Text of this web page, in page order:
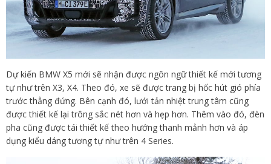
Dự kiến BMW X5 mới sẽ nhận được ngôn ngữ thiết kế mới tương
tự như trên X3, X4. Theo đó, xe sẽ được trang bị hốc hút gió phía
trước thẳng đứng. Bên cạnh đó, lưới tản nhiệt trung tâm cũng
được thiết kế lại trông sắc nét hơn và hẹp hơn. Thêm vào đó, đèn
pha cũng được tái thiết kế theo hướng thanh mảnh hơn và áp
dụng kiểu dáng tương tự như trên 4 Series.